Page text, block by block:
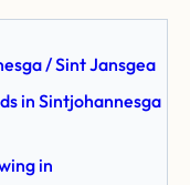
/ Sint Jansgea
in Sintjohannesga
in